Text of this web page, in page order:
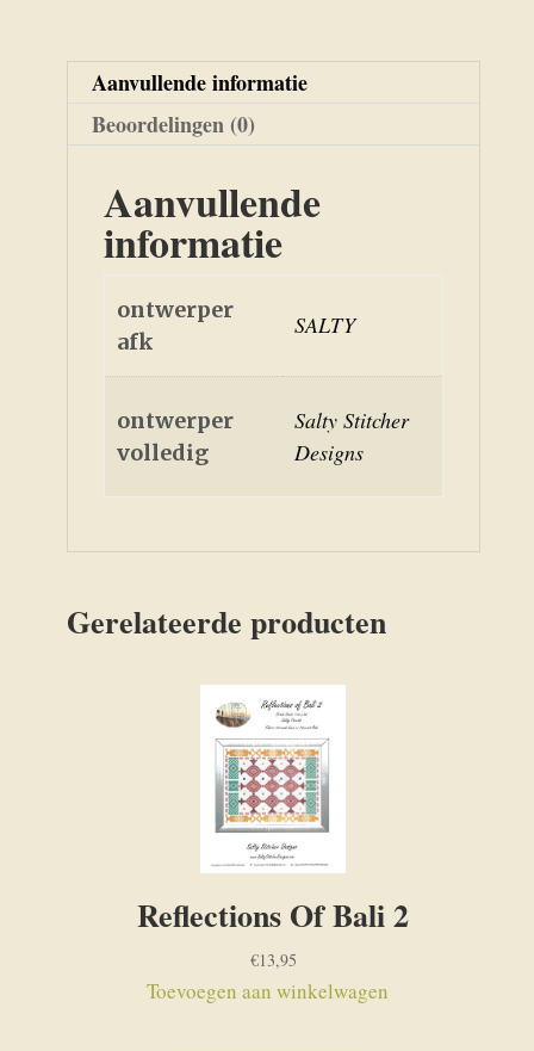
Aanvullende informatie
Beoordelingen (0)
Aanvullende
informatie
ontwerper
afk
SALTY
ontwerper
volledig
Salty Stitcher
Designs
Gerelateerde producten
Reflections Of Bali 2
€13,95
Toevoegen aan winkelwagen